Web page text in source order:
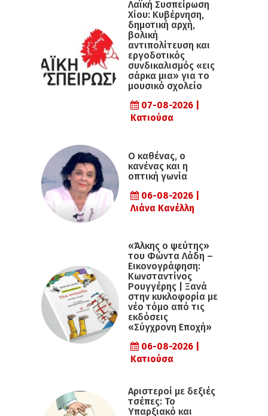
Λαϊκή Συσπείρωση
Χίου: Κυβέρνηση,
δημοτική αρχή,
βολική
αντιπολίτευση και
εργοδοτικός
συνδικαλισμός «εις
σάρκα μια» για το
μουσικό σχολείο
07-08-2026 |
Κατιούσα
Ο καθένας, ο
κανένας και η
οπτική γωνία
06-08-2026 |
Λιάνα Κανέλλη
«Άλκης ο ψεύτης»
του Φώντα Λάδη –
Εικονογράφηση:
Κωνσταντίνος
Ρουγγέρης | Ξανά
στην κυκλοφορία με
νέο τόμο από τις
εκδόσεις
«Σύγχρονη Εποχή»
06-08-2026 |
Κατιούσα
Αριστεροί με δεξιές
τσέπες: Το
Υπαρξιακό και